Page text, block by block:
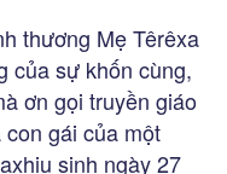
thương Mẹ Têrêxa
của sự khốn cùng,
ơn gọi truyền giáo
gái của một
sinh ngày 27